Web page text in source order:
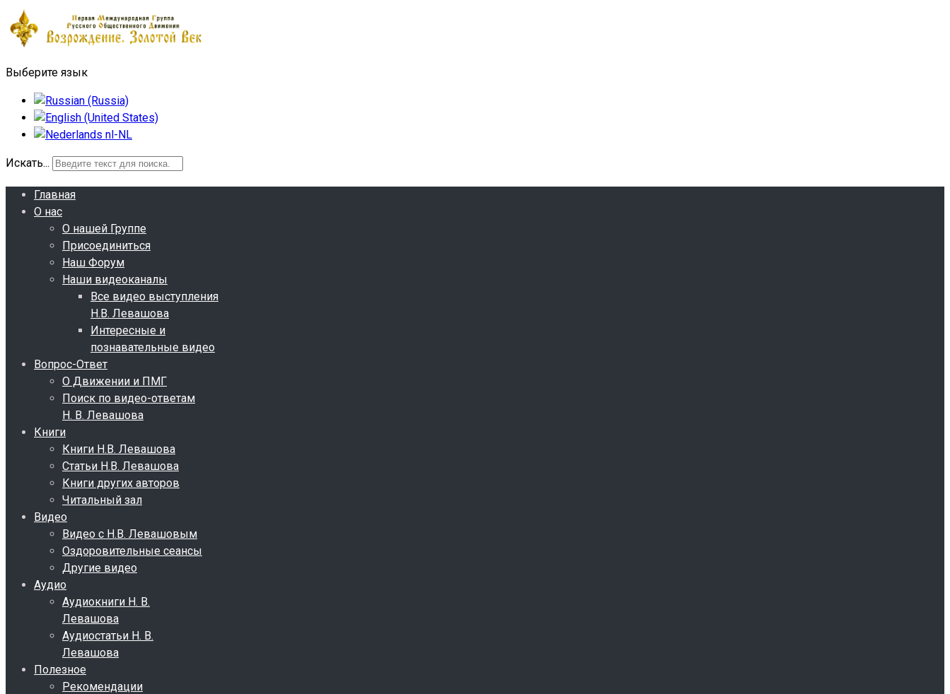
Выберите язык
Искать...
Главная
О нас
О нашей Группе
Присоединиться
Наш Форум
Наши видеоканалы
Все видео выступления
Н.В. Левашова
Интересные и
познавательные видео
Вопрос-Ответ
О Движении и ПМГ
Поиск по видео-ответам
Н. В. Левашова
Книги
Книги Н.В. Левашова
Статьи Н.В. Левашова
Книги других авторов
Читальный зал
Видео
Видео с Н.В. Левашовым
Оздоровительные сеансы
Другие видео
Аудио
Аудиокниги Н. В.
Левашова
Аудиостатьи Н. В.
Левашова
Полезное
Рекомендации